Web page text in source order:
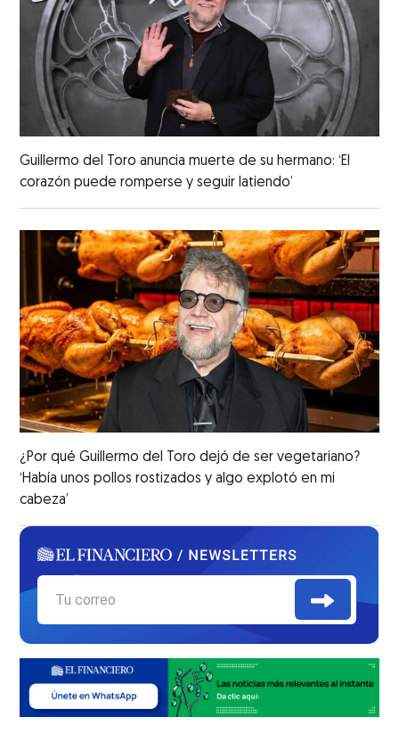
Guillermo del Toro anuncia muerte de su hermano: ‘El
corazón puede romperse y seguir latiendo’
¿Por qué Guillermo del Toro dejó de ser vegetariano?
‘Había unos pollos rostizados y algo explotó en mi
cabeza’